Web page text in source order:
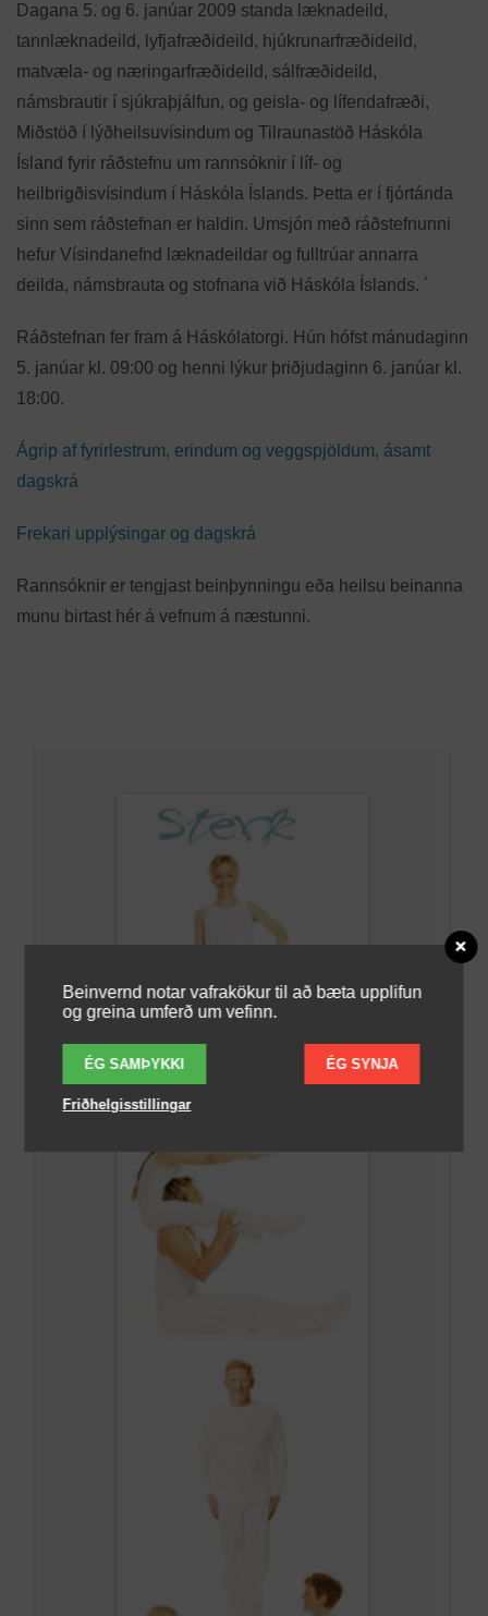
Dagana 5. og 6. janúar 2009 standa læknadeild,
tannlæknadeild, lyfjafræðideild, hjúkrunarfræðideild,
matvæla- og næringarfræðideild, sálfræðideild,
námsbrautir í sjúkraþjálfun, og geisla- og lífendafræði,
Miðstöð í lýðheilsuvísindum og Tilraunastöð Háskóla
Ísland fyrir ráðstefnu um rannsóknir í líf- og
heilbrigðisvísindum í Háskóla Íslands. Þetta er í fjórtánda
sinn sem ráðstefnan er haldin. Umsjón með ráðstefnunni
hefur Vísindanefnd læknadeildar og fulltrúar annarra
deilda, námsbrauta og stofnana við Háskóla Íslands. ´
Ráðstefnan fer fram á Háskólatorgi. Hún hófst mánudaginn
5. janúar kl. 09:00 og henni lýkur þriðjudaginn 6. janúar kl.
18:00.
Ágrip af fyrirlestrum, erindum og veggspjöldum, ásamt
dagskrá
Frekari upplýsingar og dagskrá
Rannsóknir er tengjast beinþynningu eða heilsu beinanna
munu birtast hér á vefnum á næstunni.
Beinvernd notar vafrakökur til að bæta upplifun
og greina umferð um vefinn.
ÉG SAMÞYKKI ÉG SYNJA
Friðhelgisstillingar